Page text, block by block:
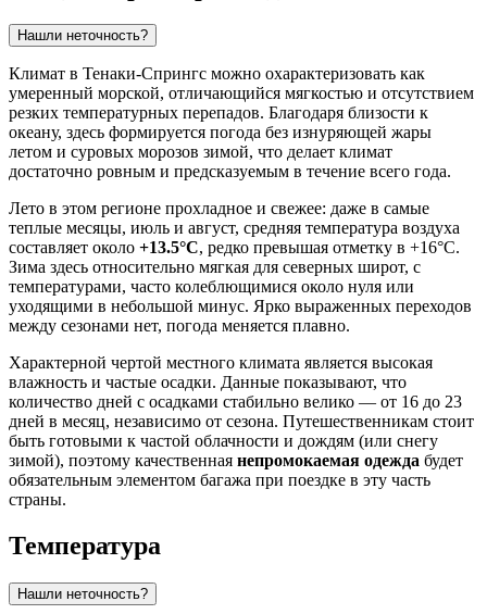
Нашли неточность?
Климат в Тенаки-Спрингс можно охарактеризовать как
умеренный морской, отличающийся мягкостью и отсутствием
резких температурных перепадов. Благодаря близости к
океану, здесь формируется погода без изнуряющей жары
летом и суровых морозов зимой, что делает климат
достаточно ровным и предсказуемым в течение всего года.
Лето в этом регионе прохладное и свежее: даже в самые
теплые месяцы, июль и август, средняя температура воздуха
составляет около +13.5°C, редко превышая отметку в +16°C.
Зима здесь относительно мягкая для северных широт, с
температурами, часто колеблющимися около нуля или
уходящими в небольшой минус. Ярко выраженных переходов
между сезонами нет, погода меняется плавно.
Характерной чертой местного климата является высокая
влажность и частые осадки. Данные показывают, что
количество дней с осадками стабильно велико — от 16 до 23
дней в месяц, независимо от сезона. Путешественникам стоит
быть готовыми к частой облачности и дождям (или снегу
зимой), поэтому качественная непромокаемая одежда будет
обязательным элементом багажа при поездке в эту часть
страны.
Температура
Нашли неточность?